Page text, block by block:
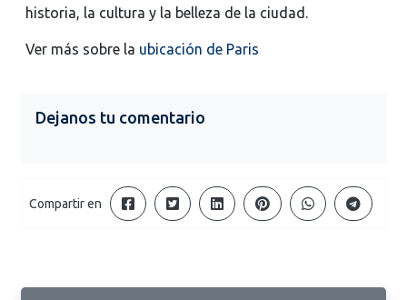
historia, la cultura y la belleza de la ciudad.
Ver más sobre la ubicación de Paris
Dejanos tu comentario
Compartir en